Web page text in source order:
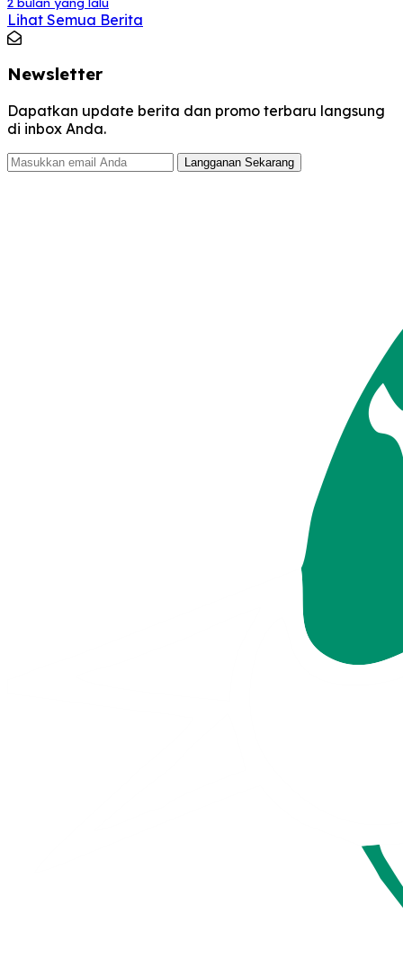
Lihat Semua Berita
Newsletter
Dapatkan update berita dan promo terbaru langsung
di inbox Anda.
Langganan Sekarang